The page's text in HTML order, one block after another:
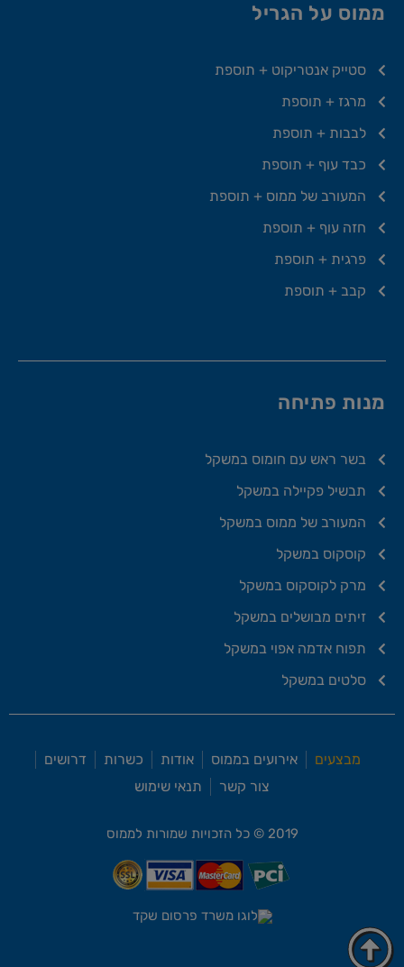
ממוס על הגריל
סטייק אנטריקוט + תוספת
מרגז + תוספת
לבבות + תוספת
כבד עוף + תוספת
המעורב של ממוס + תוספת
חזה עוף + תוספת
פרגית + תוספת
קבב + תוספת
מנות פתיחה
בשר ראש עם חומוס במשקל
תבשיל פקיילה במשקל
המעורב של ממוס במשקל
קוסקוס במשקל
מרק לקוסקוס במשקל
זיתים מבושלים במשקל
תפוח אדמה אפוי במשקל
סלטים במשקל
מבצעים אירועים בממוס אודות כשרות
דרושים
צור קשר
תנאי שימוש
2019 © כל הזכויות שמורות לממוס
משרד פרסום שקד